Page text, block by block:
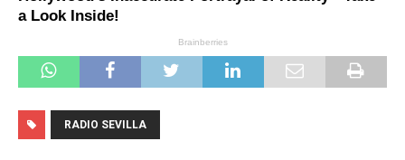
RADIO SEVILLA